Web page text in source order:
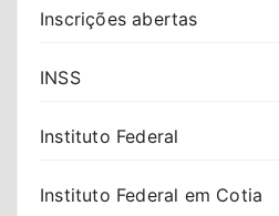
Inscrições abertas
INSS
Instituto Federal
Instituto Federal em Cotia